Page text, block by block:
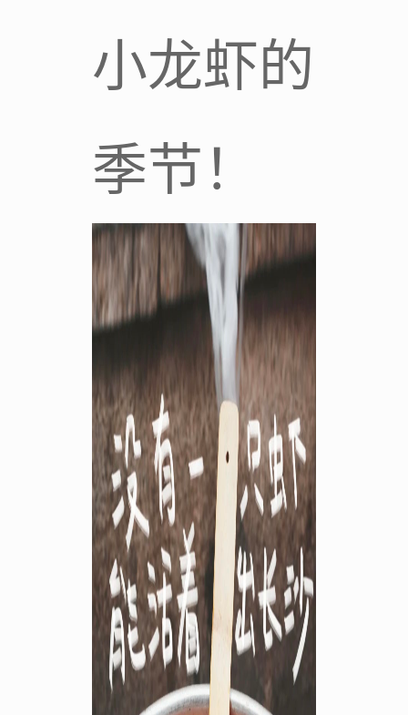
小龙虾的
季节！